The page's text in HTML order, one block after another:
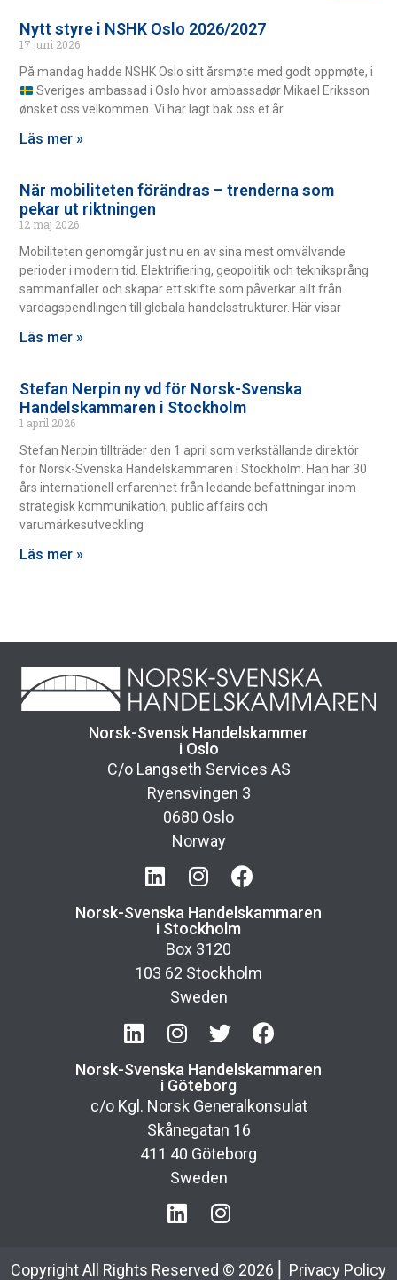
Nytt styre i NSHK Oslo 2026/2027
17 juni 2026
På mandag hadde NSHK Oslo sitt årsmøte med godt oppmøte, i
Sveriges ambassad i Oslo hvor ambassadør Mikael Eriksson
ønsket oss velkommen. Vi har lagt bak oss et år
Läs mer »
När mobiliteten förändras – trenderna som
pekar ut riktningen
12 maj 2026
Mobiliteten genomgår just nu en av sina mest omvälvande
perioder i modern tid. Elektrifiering, geopolitik och tekniksprång
sammanfaller och skapar ett skifte som påverkar allt från
vardagspendlingen till globala handelsstrukturer. Här visar
Läs mer »
Stefan Nerpin ny vd för Norsk-Svenska
Handelskammaren i Stockholm
1 april 2026
Stefan Nerpin tillträder den 1 april som verkställande direktör
för Norsk-Svenska Handelskammaren i Stockholm. Han har 30
års internationell erfarenhet från ledande befattningar inom
strategisk kommunikation, public affairs och
varumärkesutveckling
Läs mer »
Norsk-Svensk Handelskammer
i Oslo
C/o Langseth Services AS
Ryensvingen 3
0680 Oslo
Norway
Norsk-Svenska Handelskammaren
i Stockholm
Box 3120
103 62 Stockholm
Sweden
Norsk-Svenska Handelskammaren
i Göteborg
c/o Kgl. Norsk Generalkonsulat
Skånegatan 16
411 40 Göteborg
Sweden
Copyright All Rights Reserved © 2026 Privacy Policy